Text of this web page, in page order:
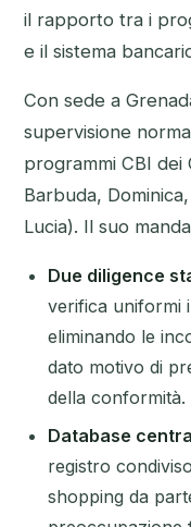
il rapporto tra i
e il sistema
Con sede a
supervisione
programmi CBI dei
Barbuda,
Lucia). Il suo
Due diligence
verifica uniformi
eliminando le
dato motivo di
della conformità.
Database
registro
shopping da